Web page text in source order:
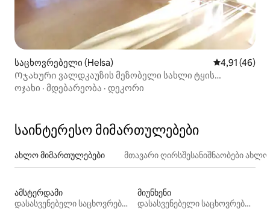
საცხოვრებელი (Helsa) საშუალო
4,91 (46)
Ოჯახური ვალდკაუზის მეზობელი სახლი ტყის
შუაგულში
ოჯახი · მდებარეობა · დეკორი
საინტერესო მიმართულებები
ახლო მიმართულებები მთავარი ღირსშესანიშნაობები
ამსტერდამი
დასასვენებელი საცხოვრებლები
მიუნხენი
დასასვენებელი საცხოვრებლები